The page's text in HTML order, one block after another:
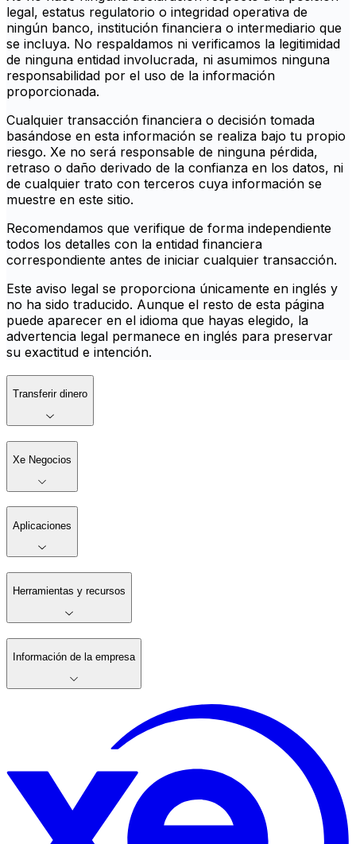
legal, estatus regulatorio o integridad operativa de
ningún banco, institución financiera o intermediario que
se incluya. No respaldamos ni verificamos la legitimidad
de ninguna entidad involucrada, ni asumimos ninguna
responsabilidad por el uso de la información
proporcionada.
Cualquier transacción financiera o decisión tomada
basándose en esta información se realiza bajo tu propio
riesgo. Xe no será responsable de ninguna pérdida,
retraso o daño derivado de la confianza en los datos, ni
de cualquier trato con terceros cuya información se
muestre en este sitio.
Recomendamos que verifique de forma independiente
todos los detalles con la entidad financiera
correspondiente antes de iniciar cualquier transacción.
Este aviso legal se proporciona únicamente en inglés y
no ha sido traducido. Aunque el resto de esta página
puede aparecer en el idioma que hayas elegido, la
advertencia legal permanece en inglés para preservar
su exactitud e intención.
Transferir dinero
Xe Negocios
Aplicaciones
Herramientas y recursos
Información de la empresa